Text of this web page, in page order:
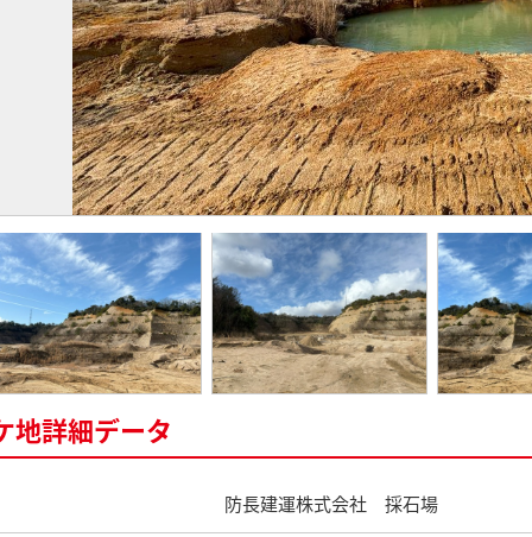
地詳細データ
防長建運株式会社 採石場